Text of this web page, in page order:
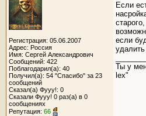
Регистрация: 05.06.2007
Адрес: Россия
Имя: Сергей Александрович
Сообщений: 422
Поблагодарил(а): 40
Получил(а): 54 "Спасибо" за 23
сообщений
Сказал(а) Фууу!: 0
Сказали Фууу! 0 раз(а) в 0
сообщениях
Репутация: 66
Если
если
удалить
Ты у
lex"